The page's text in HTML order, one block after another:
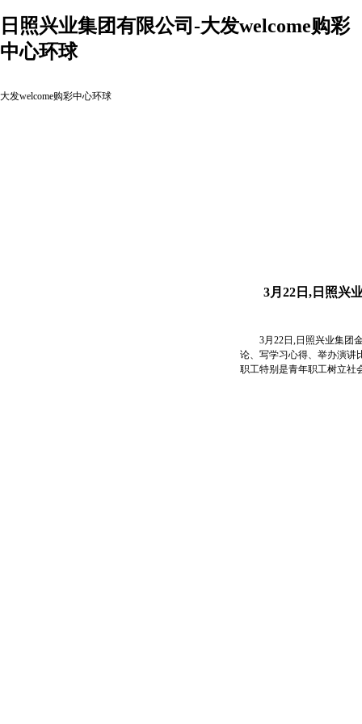
日照兴业集团有限公司-大发welcome购彩
中心环球
大发welcome购彩中心环球
3月22日,日照兴
3月22日,日照兴业集团金
论、写学习心得、举办演讲
职工特别是青年职工树立社